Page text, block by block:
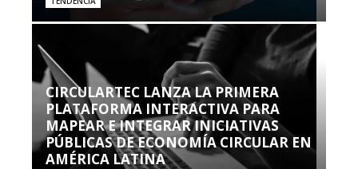
CIRCULARTEC LANZA LA PRIMERA
PLATAFORMA INTERACTIVA PARA
MAPEAR E INTEGRAR INICIATIVAS
PÚBLICAS DE ECONOMÍA CIRCULAR EN
AMÉRICA LATINA